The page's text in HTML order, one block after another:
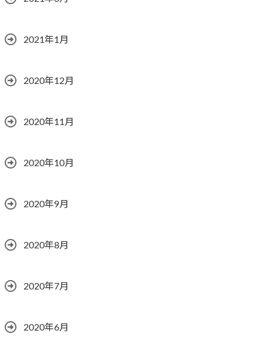
2021年1月
2020年12月
2020年11月
2020年10月
2020年9月
2020年8月
2020年7月
2020年6月